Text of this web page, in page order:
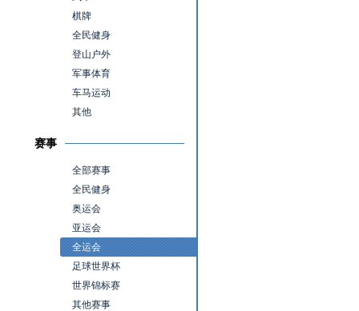
棋牌
全民健身
登山户外
军事体育
车马运动
其他
赛事
全部赛事
全民健身
奥运会
亚运会
全运会
足球世界杯
世界锦标赛
其他赛事